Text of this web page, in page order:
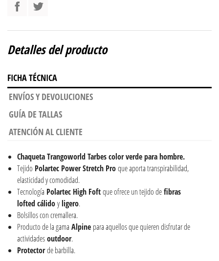
Detalles del producto
FICHA TÉCNICA
ENVÍOS Y DEVOLUCIONES
GUÍA DE TALLAS
ATENCIÓN AL CLIENTE
Chaqueta Trangoworld Tarbes color verde para hombre.
Tejido Polartec Power Stretch Proque aporta transpirabilidad,
elasticidad y comodidad.
Tecnología Polartec High Foftque ofrece un tejido defibras
lofted cálidoyligero.
Bolsillos con cremallera.
Producto de la gama Alpine para aquellos que quieren disfrutar de
actividadesoutdoor.
Protectorde barbilla.